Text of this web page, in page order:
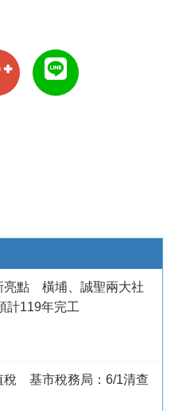
亮點 橫埔、誠聖兩大社
119年完工
稅 基市稅務局：6/1清查